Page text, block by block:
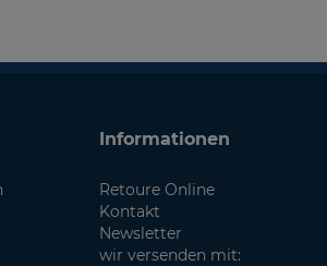
Informationen
Retoure Online
Kontakt
Newsletter
wir versenden mit: